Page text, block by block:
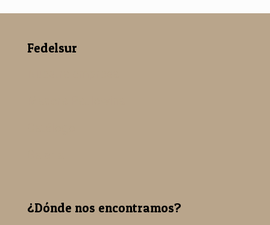
Fedelsur
¿Dónde nos encontramos?